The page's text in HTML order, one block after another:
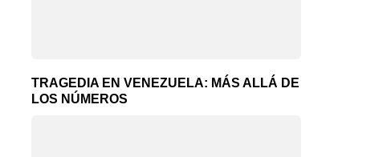
TRAGEDIA EN VENEZUELA: MÁS ALLÁ DE
LOS NÚMEROS